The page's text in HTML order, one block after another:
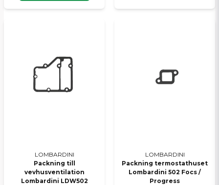
LOMBARDINI
Packning till
vevhusventilation
Lombardini LDW502
LOMBARDINI
Packning termostathuset
Lombardini 502 Focs /
Progress